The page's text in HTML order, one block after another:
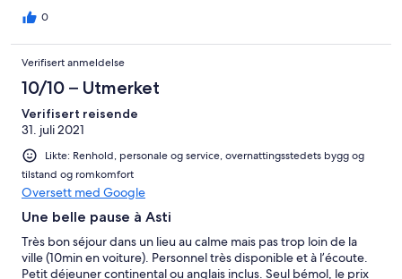
0
Verifisert anmeldelse
10/10 – Utmerket
Verifisert reisende
31. juli 2021
Likte: Renhold, personale og service, overnattingsstedets bygg og
tilstand og romkomfort
Oversett med Google
Une belle pause à Asti
Très bon séjour dans un lieu au calme mais pas trop loin de la
ville (10min en voiture). Personnel très disponible et à l’écoute.
Petit déjeuner continental ou anglais inclus. Seul bémol, le prix